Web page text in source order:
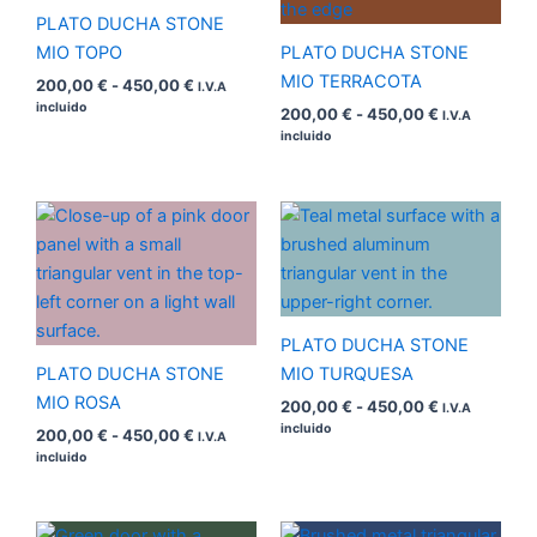
PLATO DUCHA STONE
MIO TOPO
200,00€ -450,00€ I.V.A
incluido
PLATO DUCHA STONE
MIO TERRACOTA
200,00€ -450,00€ I.V.A
incluido
PLATO DUCHA STONE
MIO ROSA
200,00€ -450,00€
Rango
desde
200,00 €
hasta
I.V.A
incluido
PLATO DUCHA STONE
MIO TURQUESA
200,00€ -450,00€
Rango
desde
I.V.A
incluido
Rango
Rango